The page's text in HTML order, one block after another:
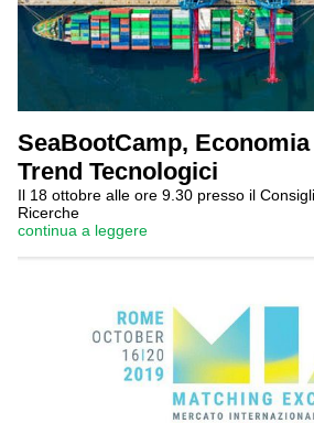
SeaBootCamp,
Trend Tecnologici
Il 18 ottobre alle ore 9.30 presso il
Ricerche
continua a leggere